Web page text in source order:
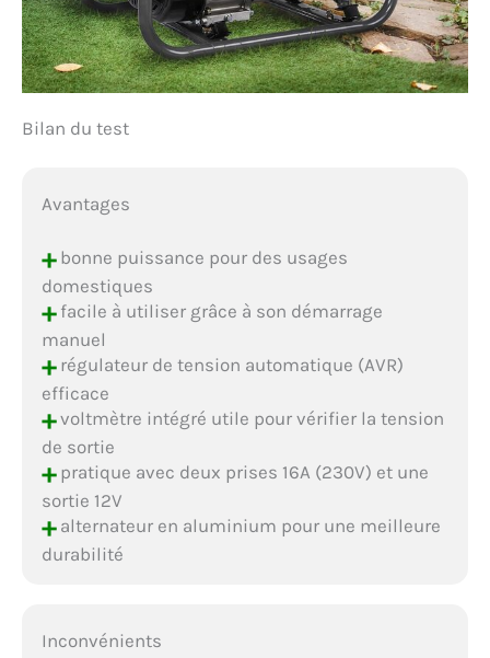
Bilan du test
Avantages
+bonne puissance pour des usages
domestiques
+facile à utiliser grâce à son démarrage
manuel
+régulateur de tension automatique (AVR)
efficace
+voltmètre intégré utile pour vérifier la tension
de sortie
+pratique avec deux prises 16A (230V) et une
sortie 12V
+alternateur en aluminium pour une meilleure
durabilité
Inconvénients